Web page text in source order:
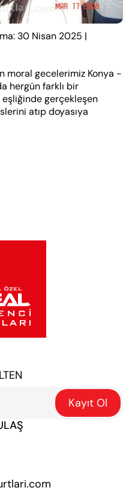
30 Nisan 2025 |
moral gecelerimiz Konya -
hergün farklı bir
gerçekleşen
atıp doyasıya
Kayıt Ol